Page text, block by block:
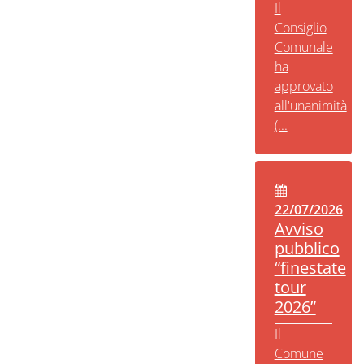
Il
Consiglio
Comunale
ha
approvato
all'unanimità
(...
22/07/2026
Avviso
pubblico
“finestate
tour
2026”
Il
Comune